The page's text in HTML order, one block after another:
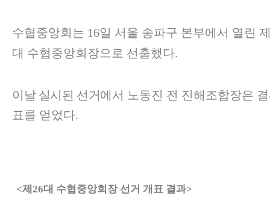
수협중앙회는 16일 서울 송파구 본부에서 열린
대 수협중앙회장으로 선출했다.
이날 실시된 선거에서 노동진 전 진해조합장은
표를 얻었다.
<제 26대 수협중앙회장 선거 개표 결과>